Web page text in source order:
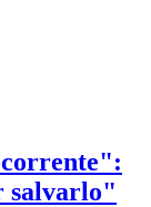
salvarlo"